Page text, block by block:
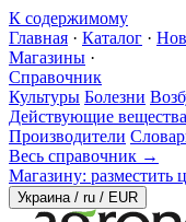
К содержимому
Главная · Каталог ·
Магазины ·
Справочник
Культуры Болезни
Действующие вещества
Производители
Весь справочник →
Магазину: разместить
Украина / ru / EUR